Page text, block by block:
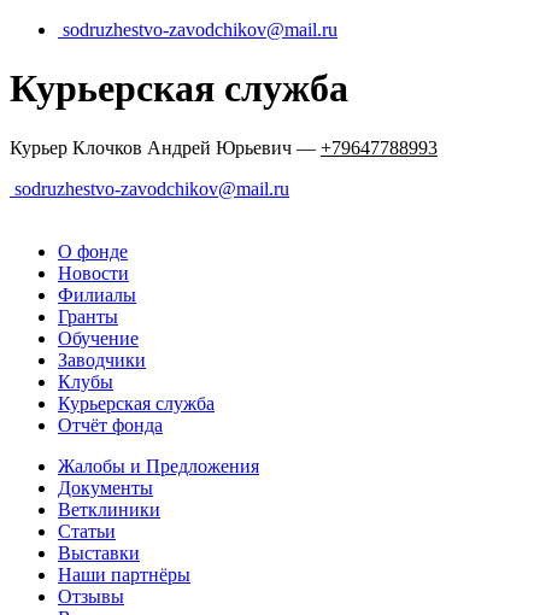
sodruzhestvo-zavodchikov@mail.ru
Курьерская служба
Курьер Клочков Андрей Юрьевич — +79647788993
sodruzhestvo-zavodchikov@mail.ru
О фонде
Новости
Филиалы
Гранты
Обучение
Заводчики
Клубы
Курьерская служба
Отчёт фонда
Жалобы и Предложения
Документы
Ветклиники
Статьи
Выставки
Наши партнёры
Отзывы